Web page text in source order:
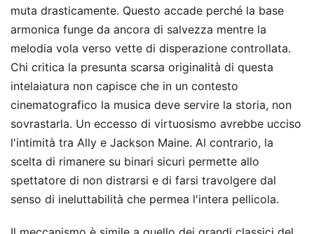
muta drasticamente. Questo accade perché la base
armonica funge da ancora di salvezza mentre la
melodia vola verso vette di disperazione controllata.
Chi critica la presunta scarsa originalità di questa
intelaiatura non capisce che in un contesto
cinematografico la musica deve servire la storia, non
sovrastarla. Un eccesso di virtuosismo avrebbe ucciso
l'intimità tra Ally e Jackson Maine. Al contrario, la
scelta di rimanere su binari sicuri permette allo
spettatore di non distrarsi e di farsi travolgere dal
senso di ineluttabilità che permea l'intera pellicola.